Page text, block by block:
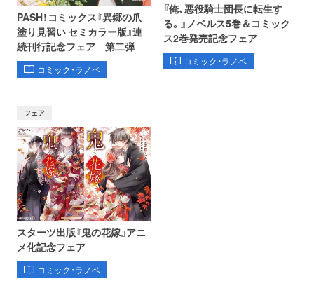
PASH！コミックス『異郷の爪
塗り見習い セミカラー版』連
続刊行記念フェア 第二弾
コミック・ラノベ
フェア
スターツ出版『鬼の花嫁』アニ
メ化記念フェア
コミック・ラノベ
『俺、悪役騎士団長に転生す
る。』ノベルス5巻＆コミック
ス2巻発売記念フェア
コミック・ラノベ